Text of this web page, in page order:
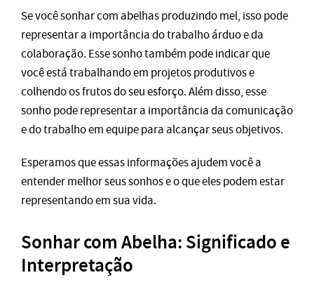
Se você sonhar com abelhas produzindo mel, isso pode
representar a importância do trabalho árduo e da
colaboração. Esse sonho também pode indicar que
você está trabalhando em projetos produtivos e
colhendo os frutos do seu esforço. Além disso, esse
sonho pode representar a importância da comunicação
e do trabalho em equipe para alcançar seus objetivos.
Esperamos que essas informações ajudem você a
entender melhor seus sonhos e o que eles podem estar
representando em sua vida.
Sonhar com Abelha: Significado e
Interpretação